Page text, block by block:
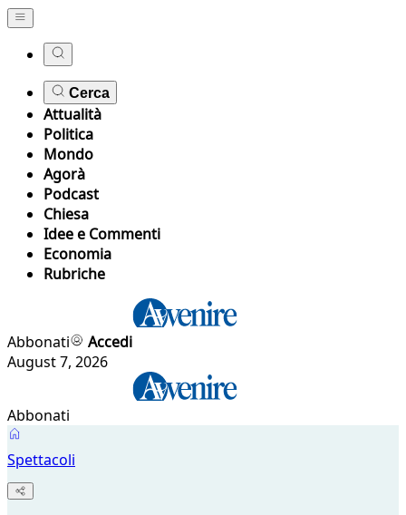
Cerca
Attualità
Politica
Mondo
Agorà
Podcast
Chiesa
Idee e Commenti
Economia
Rubriche
Abbonati
Accedi
August 7, 2026
Abbonati
Spettacoli